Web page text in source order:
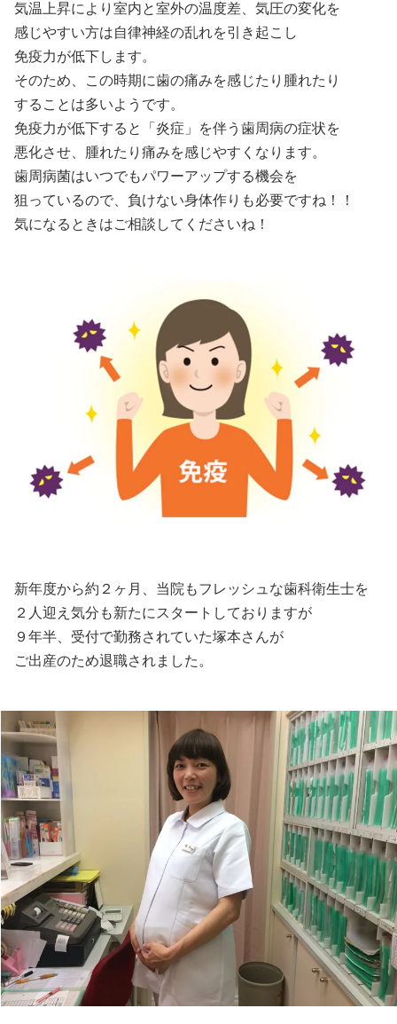
気温上昇により室内と室外の温度差、気圧の変化を
感じやすい方は自律神経の乱れを引き起こし
免疫力が低下します。
そのため、この時期に歯の痛みを感じたり腫れたり
することは多いようです。
免疫力が低下すると「炎症」を伴う歯周病の症状を
悪化させ、腫れたり痛みを感じやすくなります。
歯周病菌はいつでもパワーアップする機会を
狙っているので、負けない身体作りも必要ですね！！
気になるときはご相談してくださいね！
新年度から約２ヶ月、当院もフレッシュな歯科衛生士を
２人迎え気分も新たにスタートしておりますが
９年半、受付で勤務されていた塚本さんが
ご出産のため退職されました。